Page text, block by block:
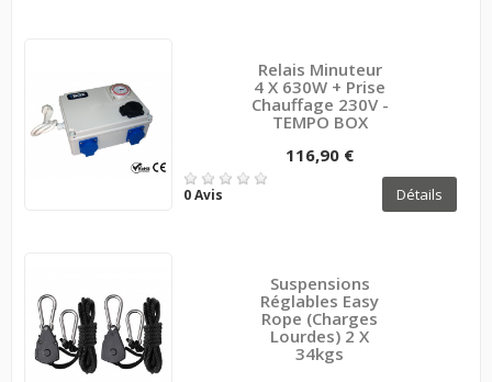
Relais Minuteur
4 X 630W + Prise
Chauffage 230V -
TEMPO BOX
116,90 €
0 Avis Détails
Suspensions
Réglables Easy
Rope (charges
Lourdes) 2 X
34kgs